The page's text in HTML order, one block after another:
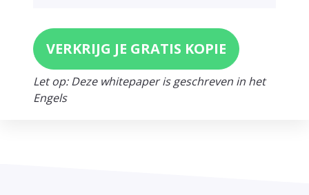
Let op: Deze whitepaper is geschreven in het
Engels